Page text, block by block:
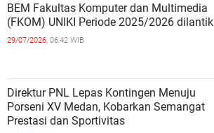
BEM Fakultas Komputer dan Multimedia
(FKOM) UNIKI Periode 2025/2026 dilantik
29/07/2026, 06:42 WIB
Direktur PNL Lepas Kontingen Menuju
Porseni XV Medan, Kobarkan Semangat
Prestasi dan Sportivitas